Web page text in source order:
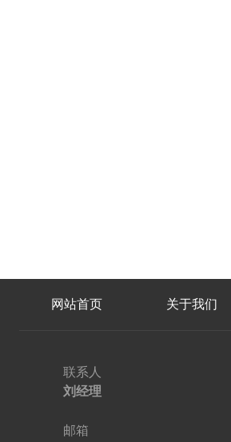
网站首页 关于我们
联系人
刘经理
邮箱